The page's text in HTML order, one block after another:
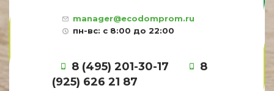
manager@ecodomprom.ru
пн-вс: с 8:00 до 22:00
8 (495) 201-30-17
8
(925) 626 21 87